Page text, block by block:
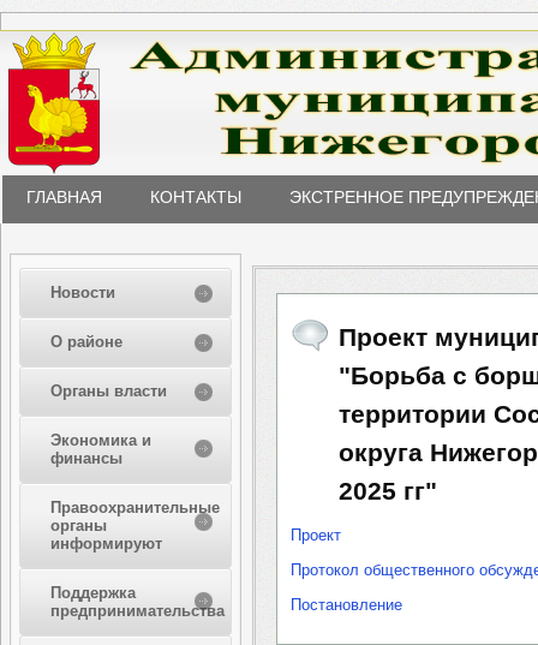
ГЛАВНАЯ КОНТАКТЫ ЭКСТРЕННОЕ
Новости
О районе
Органы власти
Экономика и
финансы
Правоохранительные
органы
информируют
Поддержка
предпринимательства
Проект
"Борьба с
территории
округа
2025 гг"
Проект
Протокол общественного
Постановление